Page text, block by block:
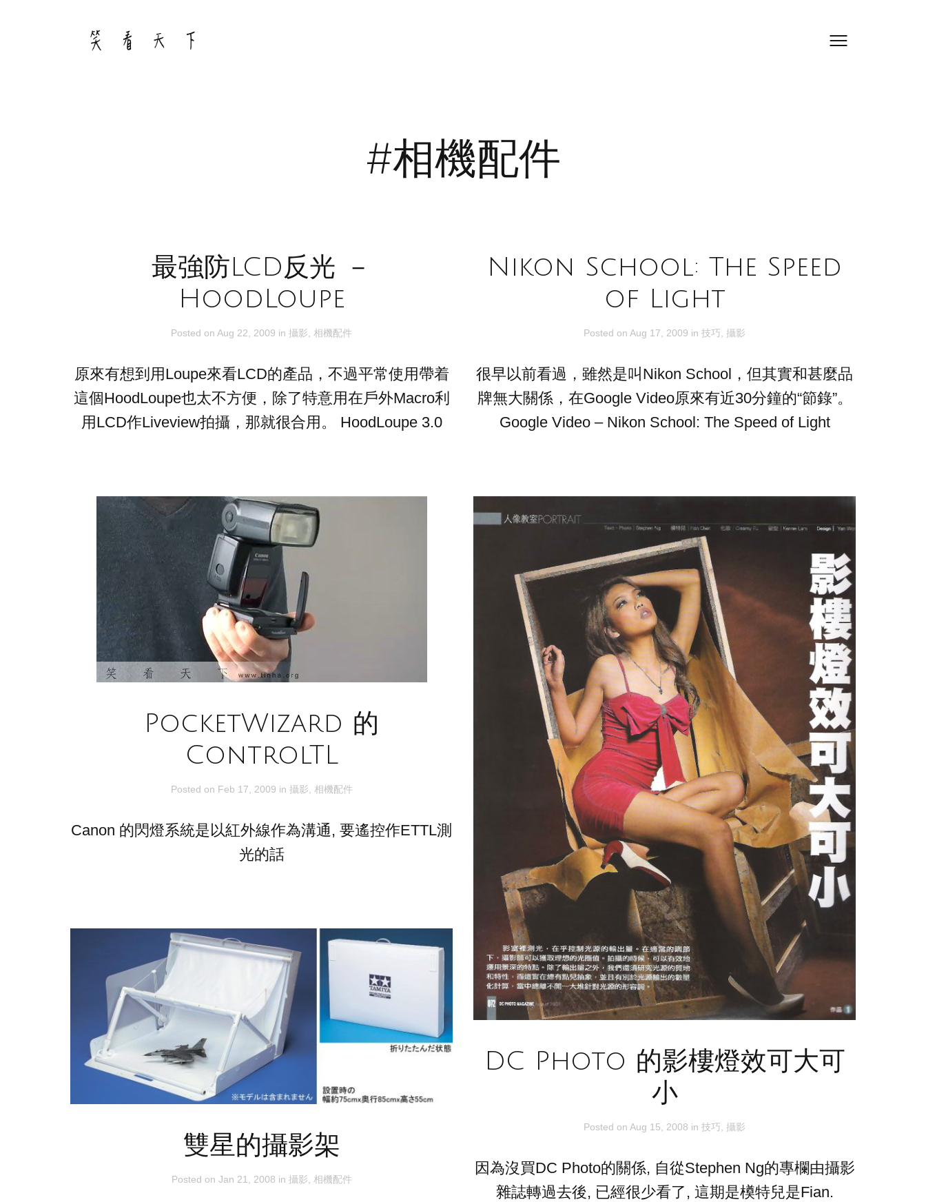
#相機配件
最強防LCD反光 －
HoodLoupe
Posted on Aug 22, 2009 in 攝影 相機配件
原來有想到用Loupe來看LCD的產品，不過平常使用帶着
這個HoodLoupe也太不方便，除了特意用在戶外Macro利
用LCD作Liveview拍攝，那就很合用。 HoodLoupe 3.0
Nikon School: The Speed
of Light
Posted on Aug 17, 2009 in 技巧 攝影
很早以前看過，雖然是叫Nikon School，但其實和甚麼品
牌無大關係，在Google Video原來有近30分鐘的“節錄”。
Google Video – Nikon School: The Speed of Light
PocketWizard 的
ControlTL
Posted on Feb 17, 2009 in 攝影 相機配件
Canon 的閃燈系統是以紅外線作為溝通, 要遙控作ETTL測
光的話
DC Photo 的影樓燈效可大可
小
Posted on Aug 15, 2008 in 技巧, 攝影
因為沒買DC Photo的關係, 自從Stephen Ng的專欄由攝影
雜誌轉過去後, 已經很少看了, 這期是橂特兒是Fian.
雙星的攝影架
Posted on Jan 21, 2008 in 攝影, 相機配件